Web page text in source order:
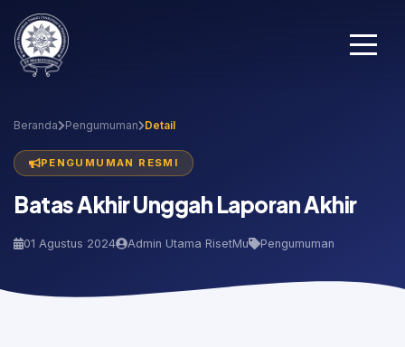
Beranda Pengumuman Detail
PENGUMUMAN RESMI
Batas Akhir Unggah Laporan Akhir
01 Agustus 2024 Admin Utama RisetMu Pengumuman